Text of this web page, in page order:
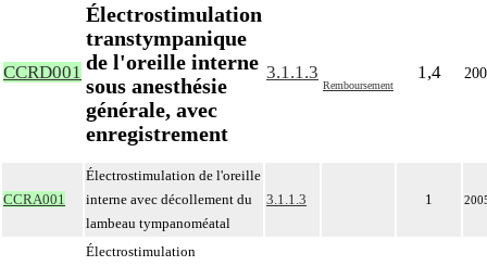
CCRD001
Électrostimulation
transtympanique
de l'oreille interne
sous anesthésie
générale, avec
enregistrement
3.1.1.3
Remboursement
1,4
CCRA001
Électrostimulation de l'oreille
interne avec décollement du
lambeau tympanoméatal
3.1.1.3 1
Électrostimulation